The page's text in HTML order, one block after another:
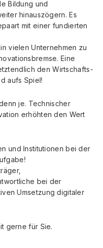
Bildung und
hinauszögern. Es
mit einer fundierten
vielen Unternehmen zu
Eine
den Wirtschafts-
aufs Spiel!
je. Technischer
erhöhten den Wert
und Institutionen bei der
bei der
Umsetzung digitaler
gerne für Sie.